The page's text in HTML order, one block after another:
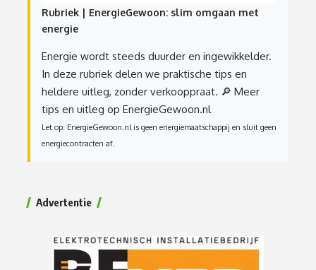
Rubriek | EnergieGewoon: slim omgaan met
energie
Energie wordt steeds duurder en ingewikkelder.
In deze rubriek delen we praktische tips en
heldere uitleg, zonder verkooppraat. 🔎 Meer
tips en uitleg op EnergieGewoon.nl
Let op: EnergieGewoon.nl is geen energiemaatschappij en sluit geen
energiecontracten af.
Advertentie